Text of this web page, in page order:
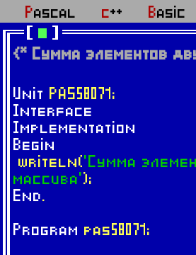
Pascal c++ Basic
{* Сумма элементов
Unit PAS58071;
Interface
Implementation
Begin
writeln('Сумма
массива');
End.
Program pas58071;